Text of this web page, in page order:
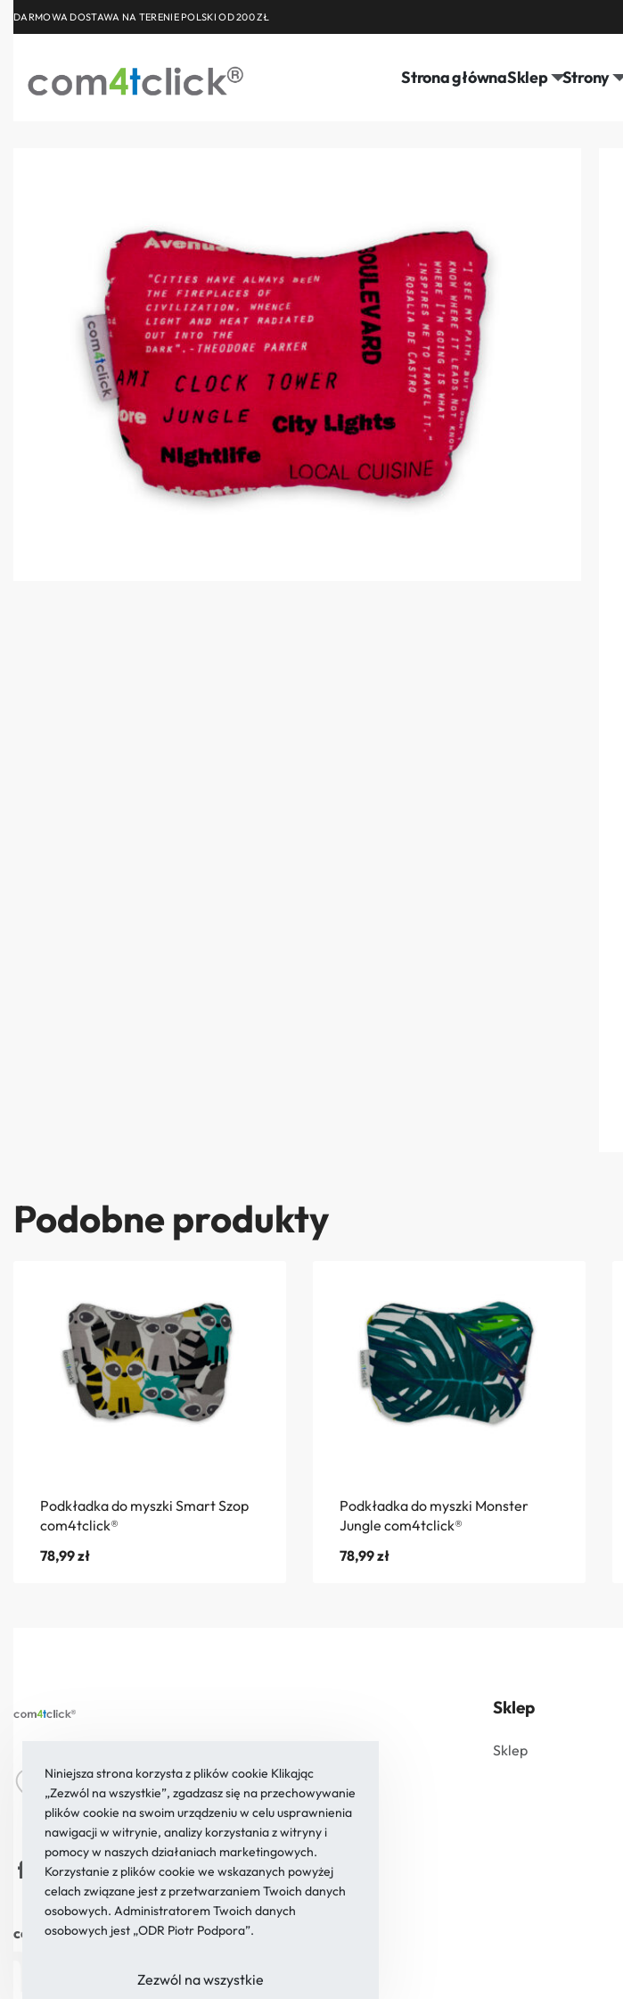
DARMOWA DOSTAWA NA TERENIE POLSKI OD 200 ZŁ
Strona głównaSklep Strony
Podobne produkty
Podkładka do myszki Smart Szop
com4tclick®
78,99zł
Podkładka do myszki Monster
Jungle com4tclick®
78,99zł
Żywnego 21a/134
02-701 Warszawa
sklep@com4tclick.pl
22 854 21 37
com4tclick®2026. Wszystkie prawa zastrzeżone
Sklep
Sklep
Niniejsza strona korzysta z plików cookie Klikając
„Zezwól na wszystkie”, zgadzasz się na przechowywanie
plików cookie na swoim urządzeniu w celu usprawnienia
nawigacji w witrynie, analizy korzystania z witryny i
pomocy w naszych działaniach marketingowych.
Korzystanie z plików cookie we wskazanych powyżej
celach związane jest z przetwarzaniem Twoich danych
osobowych. Administratorem Twoich danych
osobowych jest „ODR Piotr Podpora”.
Zezwól na wszystkie